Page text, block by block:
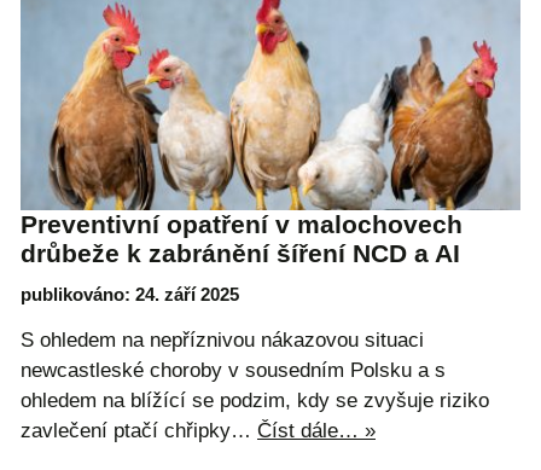
Preventivní opatření v malochovech
drůbeže k zabránění šíření NCD a AI
publikováno: 24. září 2025
S ohledem na nepříznivou nákazovou situaci
newcastleské choroby v sousedním Polsku a s
ohledem na blížící se podzim, kdy se zvyšuje riziko
zavlečení ptačí chřipky… Číst dále… »